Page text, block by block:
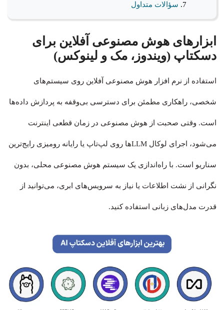
سؤالات متداول
ابزارهای هوش مصنوعی آفلاین برای
دسکتاپ (ویندوز، مک و لینوکس)
استفاده از نرم افزار هوش مصنوعی آفلاین روی سیستم‌های
شخصی، راهکاری مطمئن برای دسترسی بی‌وقفه به پردازش داده‌ها
است. وقتی صحبت از هوش مصنوعی در زمان قطعی اینترنت
می‌شود، اجرای لوکال LLMها روی لپ‌تاپ یا رایانه رومیزی رایج‌ترین
سناریو است. با راه‌اندازی یک سیستم هوش مصنوعی محلی، بدون
نگرانی از نشت اطلاعات یا نیاز به سرویس‌های ابری، می‌توانید از
قدرت مدل‌های زبانی استفاده کنید.